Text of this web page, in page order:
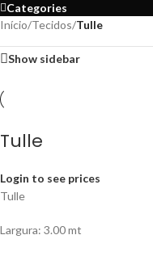
Categories
Início/Tecidos/Tulle
Show sidebar
Tulle
Login to see prices
Tulle
Largura: 3.00 mt